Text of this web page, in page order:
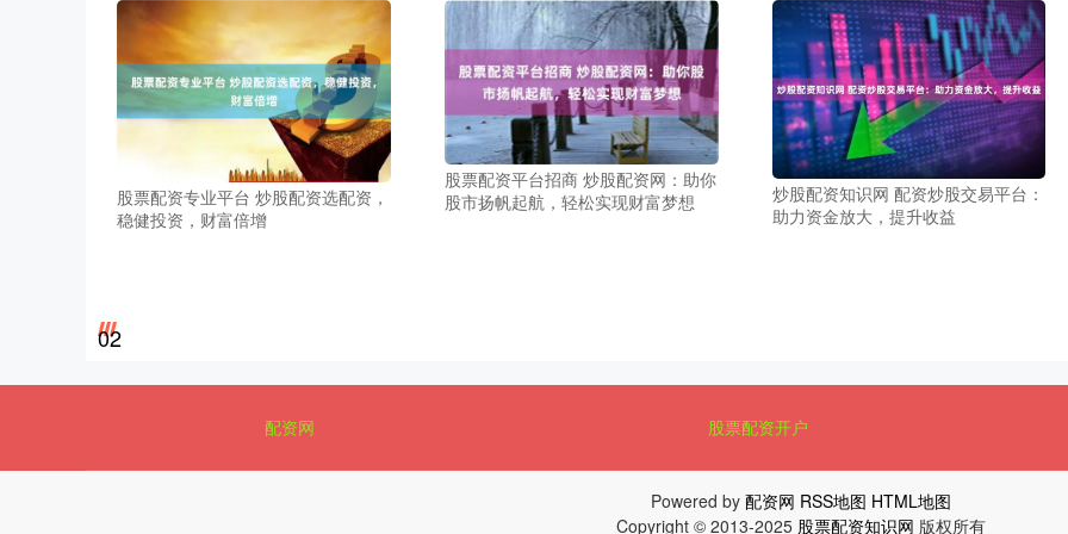
股票配资专业平台 炒股配资选配资，
稳健投资，财富倍增
股票配资平台招商 炒股配资网：助你
股市扬帆起航，轻松实现财富梦想
炒股配资知识网 配资炒股交易平台：
助力资金放大，提升收益
02
配资网 股票配资开户
Powered by 配资网 RSS地图 HTML地图
Copyright © 2013-2025 股票配资知识网 版权所有